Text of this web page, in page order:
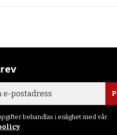
behandlas i enlighet med vår
.